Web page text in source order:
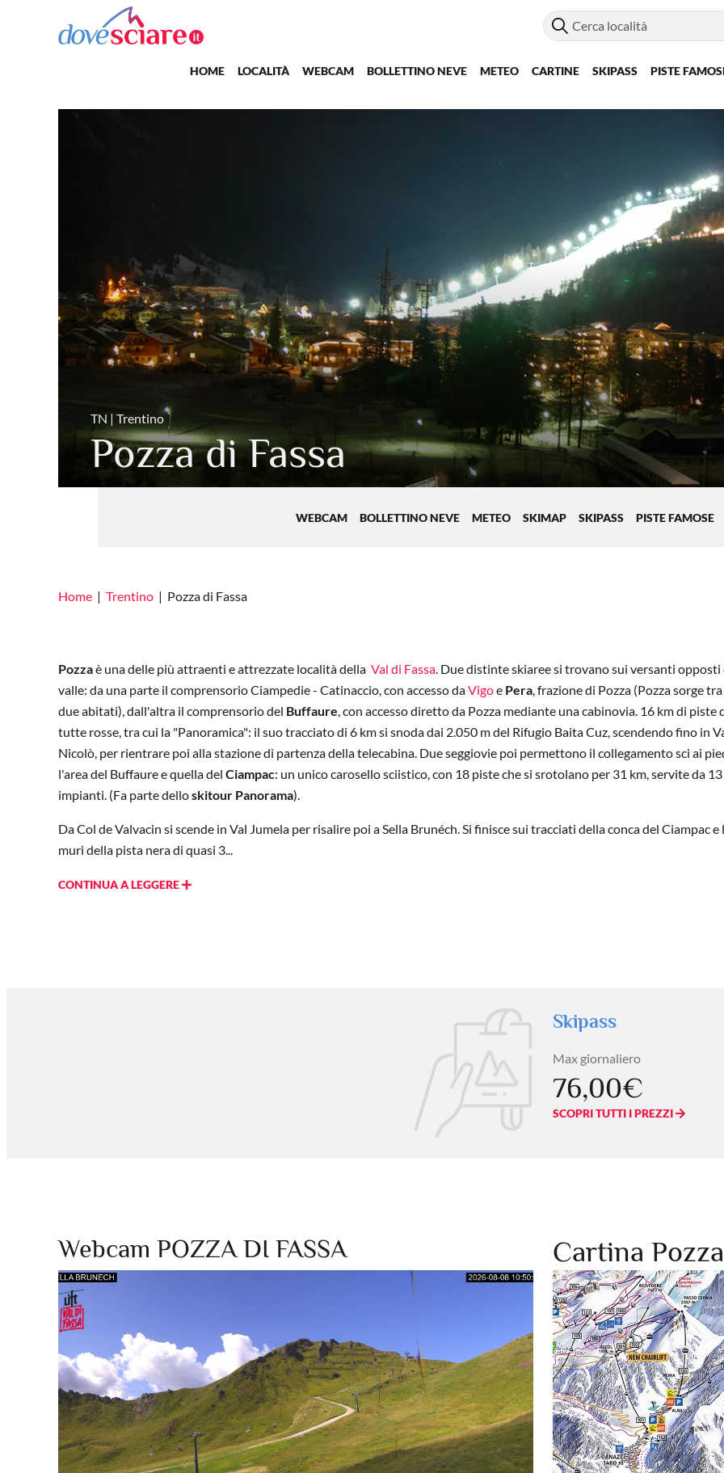
Salta al contenuto principale
Main navigation
HOME LOCALITÀ WEBCAM BOLLETTINO NEVE METEO CARTINE SKIPASS PISTE
TN | Trentino
Pozza di Fassa
WEBCAM BOLLETTINO NEVE METEO SKIMAP SKIPASS PISTE FAMOSE
Home Trentino Pozza di Fassa
Pozzaè una delle più attraenti e attrezzate località della Val di Fassa. Due distinte skiaree si trovano sui versanti opposti
valle: da una parte il comprensorio Ciampedie - Catinaccio, con accesso daVigoe Pera, frazione di Pozza (Pozza sorge
due abitati), dall'altra il comprensorio del Buffaure, con accesso diretto da Pozza mediante una cabinovia. 16 km di piste
tutte rosse, tra cui la "Panoramica": il suo tracciato di 6 km si snoda dai 2.050 m del Rifugio Baita Cuz, scendendo fino in
Nicolò, per rientrare poi alla stazione di partenza della telecabina. Due seggiovie poi permettono il collegamento sci ai
l'area del Buffaure e quella del Ciampac: un unico carosello sciistico, con 18 piste che si srotolano per 31 km, servite da 13
impianti. (Fa parte delloskitour Panorama).
Da Col de Valvacin si scende in Val Jumela per risalire poi a Sella Brunéch. Si finisce sui tracciati della conca del Ciampac e
muri della pista nera di quasi 3...
CONTINUA A LEGGERE
Skipass
Max giornaliero
76,00€
SCOPRI TUTTI I PREZZI
Webcam POZZA DI FASSA Cartina